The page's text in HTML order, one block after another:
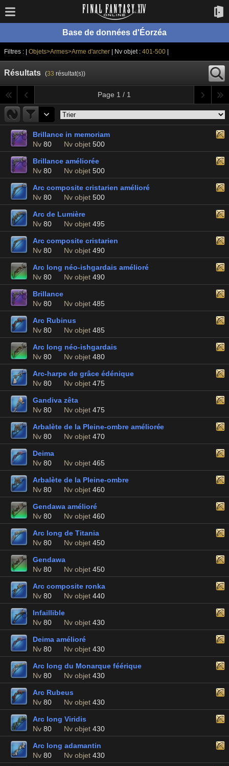
Base de données d'Éorzéa
Filtres : | Objets>Armes>Arme d'archer | Nv objet :401-500
Résultats (33 résultat(s))
Page 1 / 1
Brillance in memoriam
Nv 80 Nv objet 500
Brillance améliorée
Nv 80 Nv objet 500
Arc composite cristarien amélioré
Nv 80 Nv objet 500
Arc de Lumière
Nv 80 Nv objet 495
Arc composite cristarien
Nv 80 Nv objet 490
Arc long néo-ishgardais amélioré
Nv 80 Nv objet 490
Brillance
Nv 80 Nv objet 485
Arc Rubinus
Nv 80 Nv objet 485
Arc long néo-ishgardais
Nv 80 Nv objet 480
Arc-harpe de grâce édénique
Nv 80 Nv objet 475
Gandiva zêta
Nv 80 Nv objet 475
Arbalète de la Pleine-ombre améliorée
Nv 80 Nv objet 470
Deima
Nv 80 Nv objet 465
Arbalète de la Pleine-ombre
Nv 80 Nv objet 460
Gendawa amélioré
Nv 80 Nv objet 460
Arc long de Titania
Nv 80 Nv objet 450
Gendawa
Nv 80 Nv objet 450
Arc composite ronka
Nv 80 Nv objet 440
Infaillible
Nv 80 Nv objet 430
Deima amélioré
Nv 80 Nv objet 430
Arc long du Monarque féérique
Nv 80 Nv objet 430
Arc Rubeus
Nv 80 Nv objet 430
Arc long Viridis
Nv 80 Nv objet 430
Arc long adamantin
Nv 80 Nv objet 430